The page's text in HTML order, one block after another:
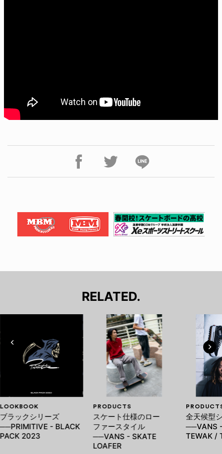
RELATED.
LOOKBOOK
ブラックシリーズ
──PRIMITIVE - BLACK
PACK 2023
PRODUCTS
スケート仕様のロー
ファースタイル
──VANS - SKATE
LOAFER
全天候型
──VANS
TEWAK /